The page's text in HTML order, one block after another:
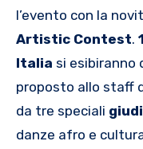
l’evento con la
Artistic Contest.
Italia si esibiranno
proposto allo staff
da tre speciali
danze afro e